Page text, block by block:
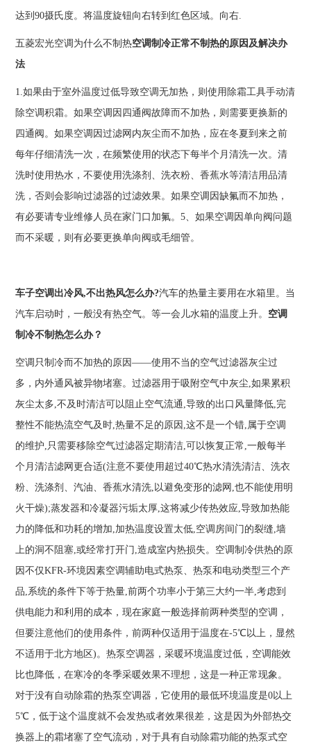
达到90摄氏度。将温度旋钮向右转到红色区域。向右.
五菱宏光空调为什么不制热空调制冷正常不制热的原因及解决办
法
1.如果由于室外温度过低导致空调无加热，则使用除霜工具手动清
除空调积霜。如果空调因四通阀故障而不加热，则需要更换新的
四通阀。如果空调因过滤网内灰尘而不加热，应在冬夏到来之前
每年仔细清洗一次，在频繁使用的状态下每半个月清洗一次。清
洗时使用热水，不要使用洗涤剂、洗衣粉、香蕉水等清洁用品清
洗，否则会影响过滤器的过滤效果。如果空调因缺氟而不加热，
有必要请专业维修人员在家门口加氟。5、如果空调因单向阀问题
而不采暖，则有必要更换单向阀或毛细管。
车子空调出冷风,不出热风怎么办?汽车的热量主要用在水箱里。当
汽车启动时，一般没有热空气。等一会儿水箱的温度上升。 空调
制冷不制热怎么办？
空调只制冷而不加热的原因——使用不当的空气过滤器灰尘过
多，内外通风被异物堵塞。过滤器用于吸附空气中灰尘,如果累积
灰尘太多,不及时清洁可以阻止空气流通,导致的出口风量降低,完
整性不能热流空气及时,热量不足的原因,这不是一个错,属于空调
的维护,只需要移除空气过滤器定期清洁,可以恢复正常,一般每半
个月清洁滤网更合适(注意不要使用超过40℃热水清洗清洁、洗衣
粉、洗涤剂、汽油、香蕉水清洗,以避免变形的滤网,也不能使用明
火干燥);蒸发器和冷凝器污垢太厚,这将减少传热效应,导致加热能
力的降低和功耗的增加,加热温度设置太低,空调房间门的裂缝,墙
上的洞不阻塞,或经常打开门,造成室内热损失。空调制冷供热的原
因不仅KFR-环境因素空调辅助电式热泵、热泵和电动类型三个产
品,系统的条件下等于热量,前两个功率小于第三大约一半,考虑到
供电能力和利用的成本，现在家庭一般选择前两种类型的空调，
但要注意他们的使用条件，前两种仅适用于温度在-5℃以上，显然
不适用于北方地区)。热泵空调器，采暖环境温度过低，空调能效
比也降低，在寒冷的冬季采暖效果不理想，这是一种正常现象。
对于没有自动除霜的热泵空调器，它使用的最低环境温度是0以上
5℃，低于这个温度就不会发热或者效果很差，这是因为外部热交
换器上的霜堵塞了空气流动，对于具有自动除霜功能的热泵式空